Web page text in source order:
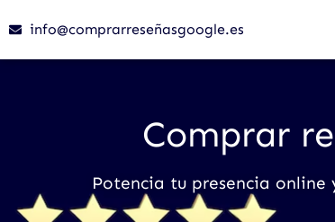
info@comprarreseñasgoogle.es
Comprar
Potencia tu presencia online